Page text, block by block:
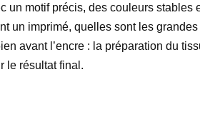
un motif précis, des couleurs
un imprimé, quelles sont les
avant l’encre : la préparation du
le résultat final.